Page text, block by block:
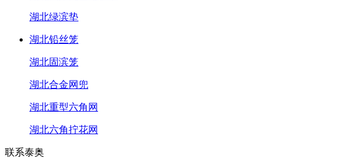
湖北绿滨垫
湖北铅丝笼
湖北固滨笼
湖北合金网兜
湖北重型六角网
湖北六角拧花网
联系泰奥